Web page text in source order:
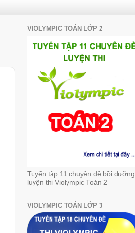
VIOLYMPIC TOÁN LỚP 2
Tuyển tập 11 chuyên đề bồi dưỡng
luyện thi Violympic Toán 2
VIOLYMPIC TOÁN LỚP 3